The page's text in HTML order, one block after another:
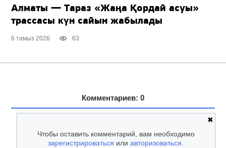
Алматы — Тараз «Жаңа Қордай асуы»
трассасы күн сайын жабылады
6 тамыз 2026 63
Комментариев: 0
✖
Чтобы оставить комментарий, вам необходимо
зарегистрироваться илиавторизоваться